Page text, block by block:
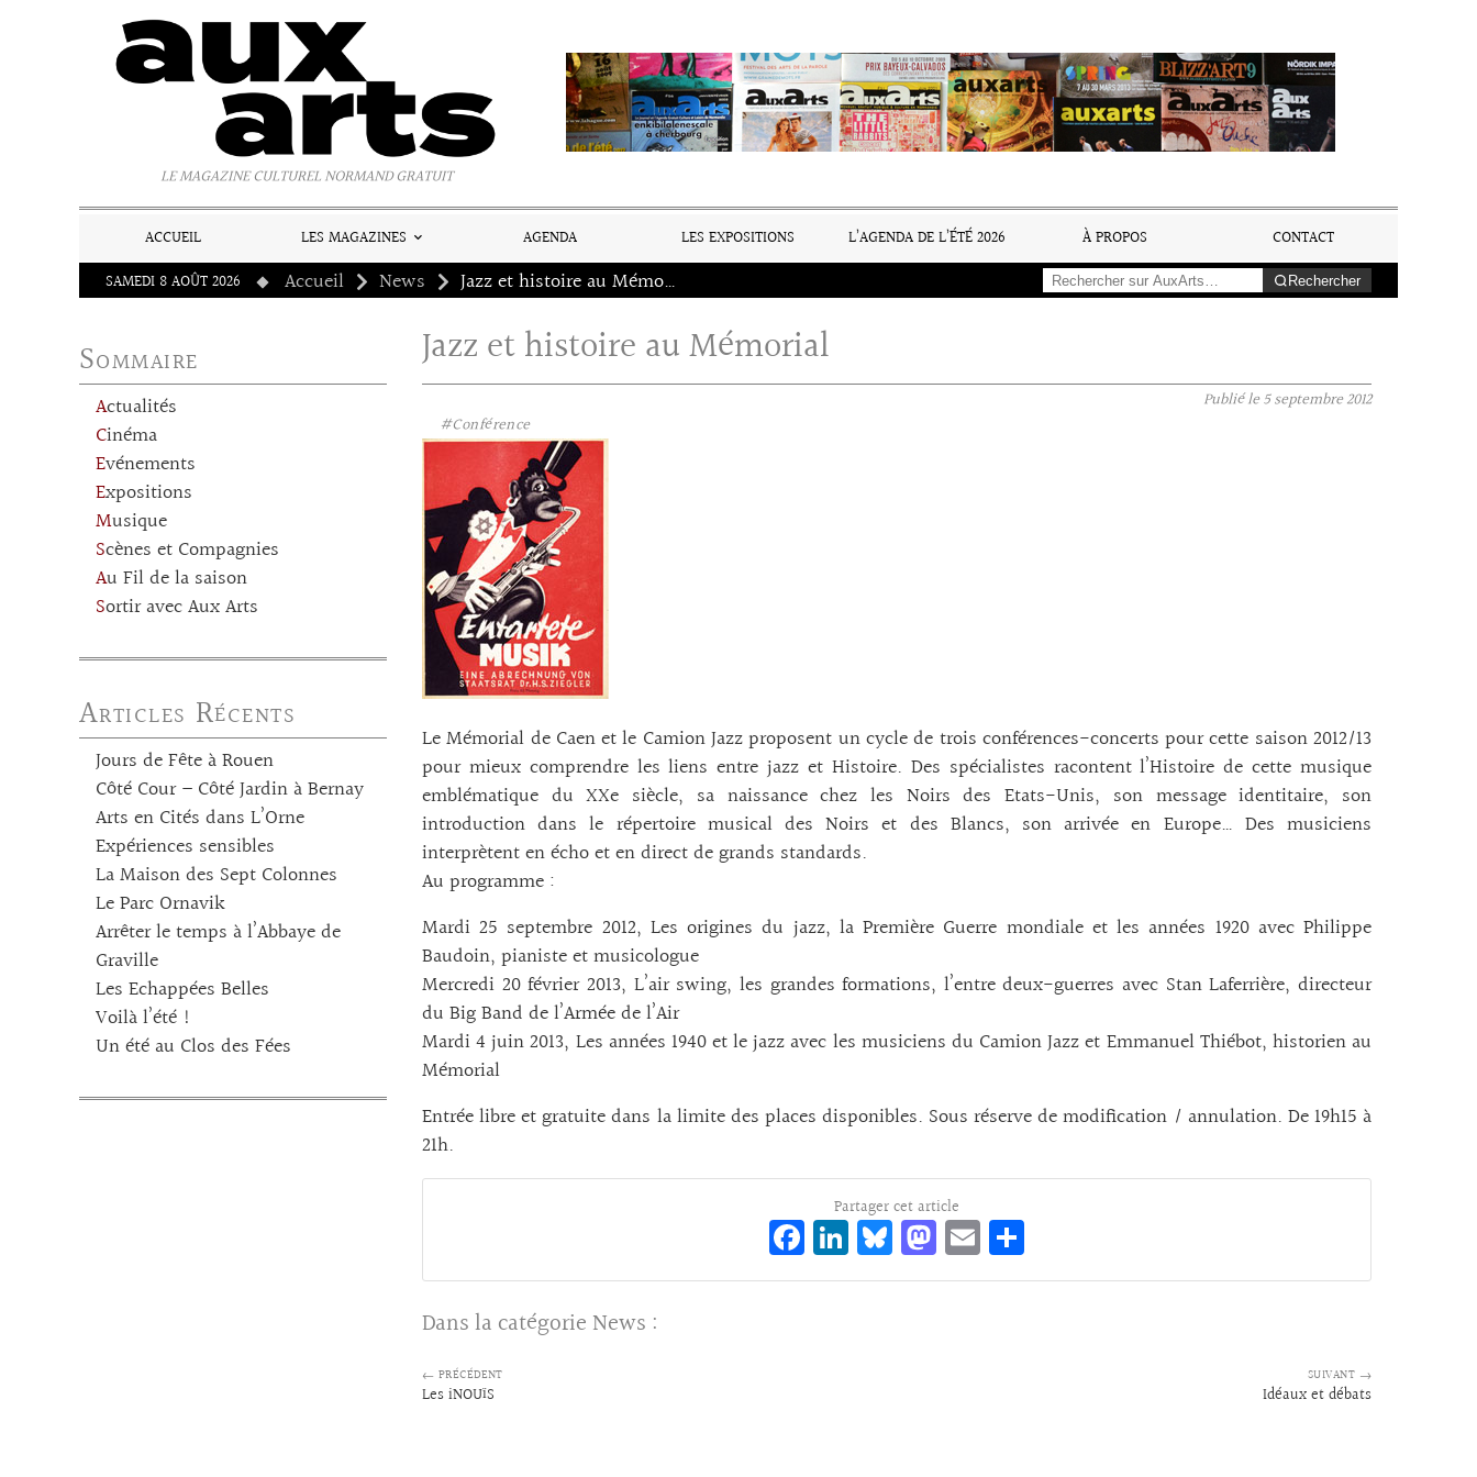
LE MAGAZINE CULTUREL NORMAND GRATUIT
ACCUEIL LES MAGAZINES AGENDA LES EXPOSITIONS L’AGENDA DE L’ÉTÉ 2026 À PROPOS
CONTACT
SAMEDI 8 AOÛT 2026
Accueil News Jazz et histoire au Mémorial Rechercher
Sommaire
Actualités
Cinéma
Evénements
Expositions
Musique
Scènes et Compagnies
Au Fil de la saison
Sortir avec Aux Arts
Articles Récents
Jours de Fête à Rouen
Côté Cour – Côté Jardin à Bernay
Arts en Cités dans L’Orne
Expériences sensibles
La Maison des Sept Colonnes
Le Parc Ornavik
Arrêter le temps à l’Abbaye de
Graville
Les Echappées Belles
Voilà l’été !
Un été au Clos des Fées
Jazz et histoire au Mémorial
Publié le5 septembre 2012
#Conférence
Le Mémorial de Caen et le Camion Jazz proposent un cycle de trois conférences-concerts pour cette saison 2012/13
pour mieux comprendre les liens entre jazz et Histoire. Des spécialistes racontent l’Histoire de cette musique
emblématique du XXe siècle, sa naissance chez les Noirs des Etats-Unis, son message identitaire, son
introduction dans le répertoire musical des Noirs et des Blancs, son arrivée en Europe… Des musiciens
interprètent en écho et en direct de grands standards.
Au programme :
Mardi 25 septembre 2012, Les origines du jazz, la Première Guerre mondiale et les années 1920 avec Philippe
Baudoin, pianiste et musicologue
Mercredi 20 février 2013, L’air swing, les grandes formations, l’entre deux-guerres avec Stan Laferrière, directeur
du Big Band de l’Armée de l’Air
Mardi 4 juin 2013, Les années 1940 et le jazz avec les musiciens du Camion Jazz et Emmanuel Thiébot, historien au
Mémorial
Entrée libre et gratuite dans la limite des places disponibles. Sous réserve de modification / annulation. De 19h15 à
21h.
Partager cet article
Fa
ce
Li
n
Bl
ue
M
as
E
m rt
Dans la catégorie News :
← PRÉCÉDENT
Les iNOUïS
SUIVANT →
Idéaux et débats
Panneau de gestion des cookies